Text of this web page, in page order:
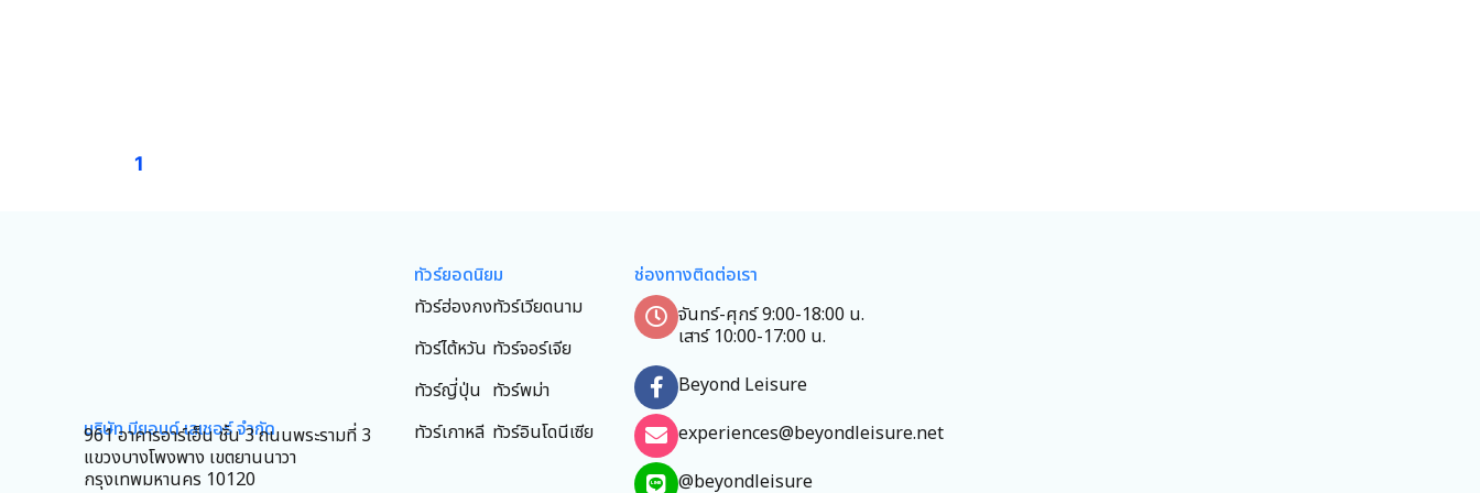
1
บริษัท บียอนด์ เลเชอร์ จำกัด
961 อาคารอาร์เอ็น ชั้น 3 ถนนพระรามที่ 3
แขวงบางโพงพาง เขตยานนาวา
กรุงเทพมหานคร 10120
ทัวร์ยอดนิยม
ทัวร์ฮ่องกง
ทัวร์ไต้หวัน
ทัวร์ญี่ปุ่น
ทัวร์เกาหลี
ทัวร์เวียดนาม
ทัวร์จอร์เจีย
ทัวร์พม่า
ทัวร์อินโดนีเซีย
ช่องทางติดต่อเรา
จันทร์-ศุกร์ 9:00-18:00 น.
เสาร์ 10:00-17:00 น.
Beyond Leisure
experiences@beyondleisure.net
@beyondleisure